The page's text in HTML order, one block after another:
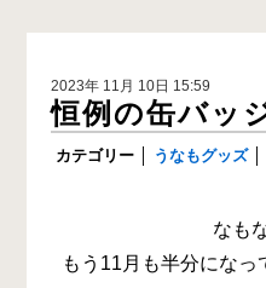
2023年 11月 10日 15:59
恒例の缶バッ
カテゴリー うなもグッズ
なも
もう11月も半分になっ